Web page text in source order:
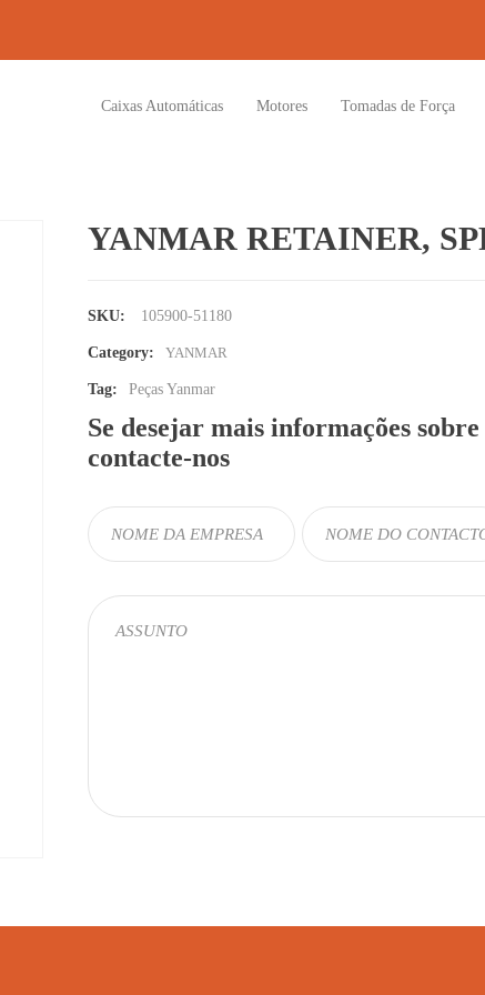
Caixas Automáticas Motores Tomadas de Força
YANMAR RETAINER,
SKU: 105900-51180
Category: YANMAR
Tag: Peças Yanmar
Se desejar mais informações
contacte-nos